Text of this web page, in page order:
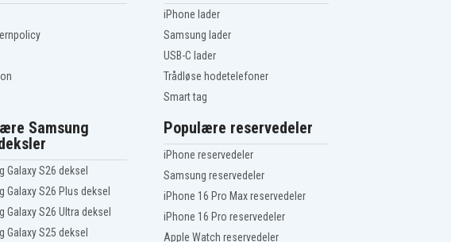
iPhone lader
Samsung lader
USB-C lader
Trådløse hodetelefoner
Smart tag
Samsung
Galaxy S26 deksel
Galaxy S26 Plus deksel
Galaxy S26 Ultra deksel
Galaxy S25 deksel
Populære reservedeler
iPhone reservedeler
Samsung reservedeler
iPhone 16 Pro Max reservedeler
iPhone 16 Pro reservedeler
Apple Watch reservedeler